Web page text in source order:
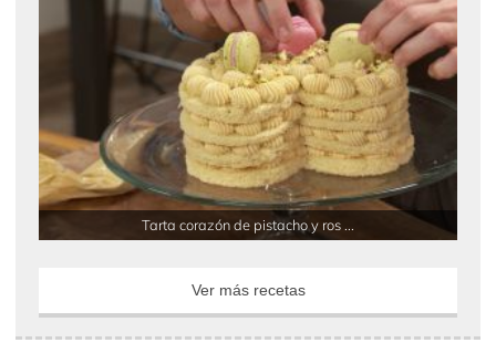
Tarta corazón de pistacho y ros ...
Ver más recetas